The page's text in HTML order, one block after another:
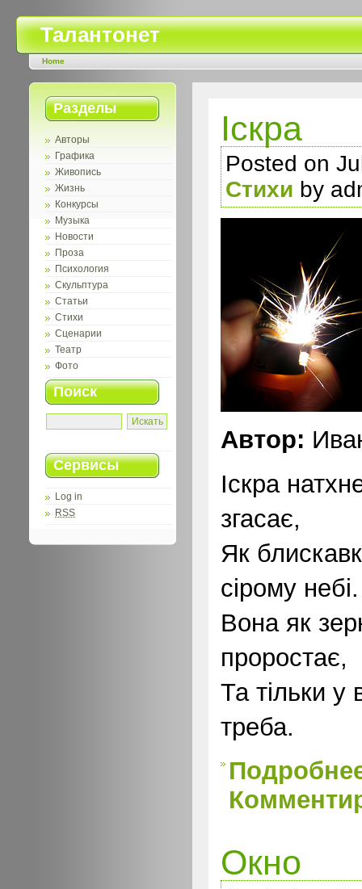
Талантонет
Home
Разделы
Авторы
Графика
Живопись
Жизнь
Конкурсы
Музыка
Новости
Проза
Психология
Скульптура
Статьи
Стихи
Сценарии
Театр
Фото
Поиск
Сервисы
Log in
RSS
Іскра
Posted on
Стихи by
Автор:
Іскра
згасає,
Як
сірому небі.
Вона як
проростає,
Та тільки у
треба.
Окно